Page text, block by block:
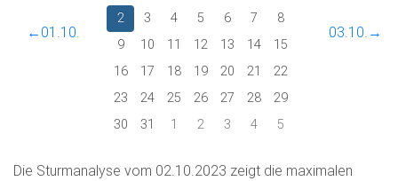
←01.10.
2
3 4 5 6 7
8
9
10 11 12 13 14
15
16
17 18 19 20 21
22
23
24 25 26 27 28
29
30
31 1 2 3 4 5
03.10.→
Die Sturmanalyse vom 02.10.2023 zeigt die maximalen